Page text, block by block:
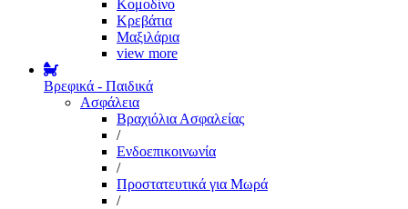
Κομοδίνο
Κρεβάτια
Μαξιλάρια
view more
Βρεφικά - Παιδικά
Ασφάλεια
Βραχιόλια Ασφαλείας
/
Ενδοεπικοινωνία
/
Προστατευτικά για Μωρά
/